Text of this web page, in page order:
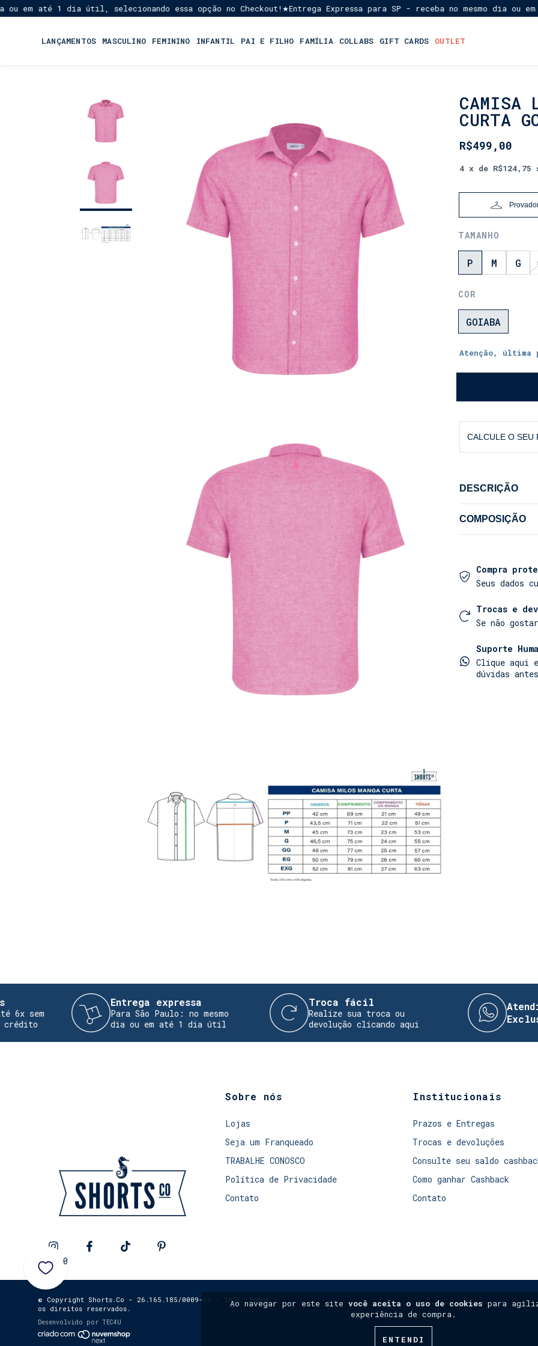
em até 1 dia útil, selecionando essa opção no Checkout!★Entrega Expressa para SP - receba no mesmo dia ou em
LANÇAMENTOS MASCULINO FEMININO INFANTIL PAI E FILHO FAMÍLIA COLLABS GIFT CARDS OUTLET
Ao navegar por este site você aceita o uso de cookies para
experiência de compra.
ENTENDI
INÍCIO
•
MASCULINO
MASCULINO
CAMISAS
LINHO
• LINHO
COM
CAMISA
CURTA
R$499,00
4 x de R$124,75
TAMANHO
P M G
COR
GOIABA
Atenção, última
CALCULE O SEU
DESCRIÇÃO
para que você
confortável.
COMPOSIÇÃO
Compra
Seus dados
Trocas e
Se não
Suporte
Clique aqui
dúvidas
Entrega expressa
Para São Paulo: no mesmo
dia ou em até 1 dia útil
Troca fácil
Realize sua troca ou
devolução clicando aqui
Exclusivo!
Sobre nós
Lojas
Seja um Franqueado
TRABALHE CONOSCO
Política de Privacidade
Contato
Institucionais
Prazos e Entregas
Trocas e devoluções
Consulte seu saldo
Como ganhar Cashback
Contato
© Copyright Shorts.Co - 26.165.185/0009-35 - 2026. Todos
os direitos reservados.
Desenvolvido por TEC4U
0